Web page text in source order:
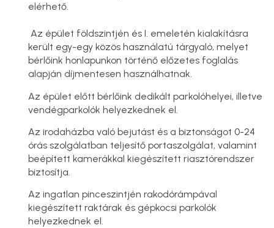
elérhető.
Az épület földszintjén és I. emeletén kialakításra
került egy-egy közös használatú tárgyaló, melyet
bérlőink honlapunkon történő előzetes foglalás
alapján díjmentesen használhatnak.
Az épület előtt bérlőink dedikált parkolóhelyei, illetve
vendégparkolók helyezkednek el.
Az irodaházba való bejutást és a biztonságot 0-24
órás szolgálatban teljesítő portaszolgálat, valamint
beépített kamerákkal kiegészített riasztórendszer
biztosítja.
Az ingatlan pinceszintjén rakodórámpával
kiegészített raktárak és gépkocsi parkolók
helyezkednek el.